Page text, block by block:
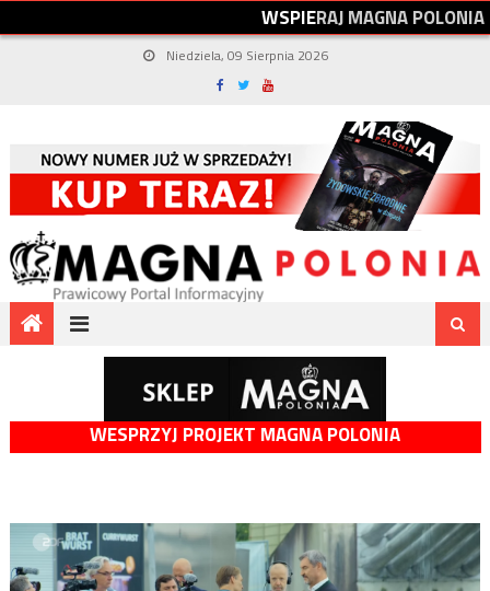
WSPIERAJMAGNAPOLONIA
Niedziela, 09 Sierpnia 2026
WESPRZYJ PROJEKT MAGNA POLONIA